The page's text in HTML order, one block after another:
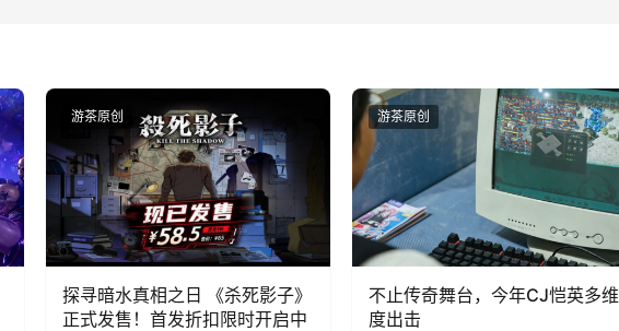
游茶原创
探寻暗水真相之日 《杀死影子》
正式发售！首发折扣限时开启中
游茶原创
不止传奇舞台，今年CJ恺英多维
度出击